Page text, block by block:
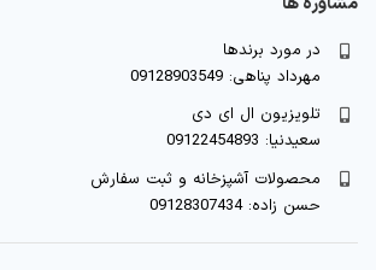
در مورد برندها
مهرداد پناهی: 09128903549
تلویزیون ال ای دی
سعیدنیا: 09122454893
محصولات آشپزخانه و ثبت سفارش
حسن زاده: 09128307434